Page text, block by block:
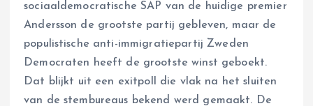
sociaaldemocratische SAP van de huidige premier
Andersson de grootste partij gebleven, maar de
populistische anti-immigratiepartij Zweden
Democraten heeft de grootste winst geboekt.
Dat blijkt uit een exitpoll die vlak na het sluiten
van de stembureaus bekend werd gemaakt. De